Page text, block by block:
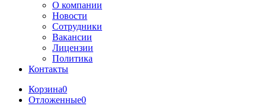
О компании
Новости
Сотрудники
Вакансии
Лицензии
Политика
Контакты
Корзина0
Отложенные0